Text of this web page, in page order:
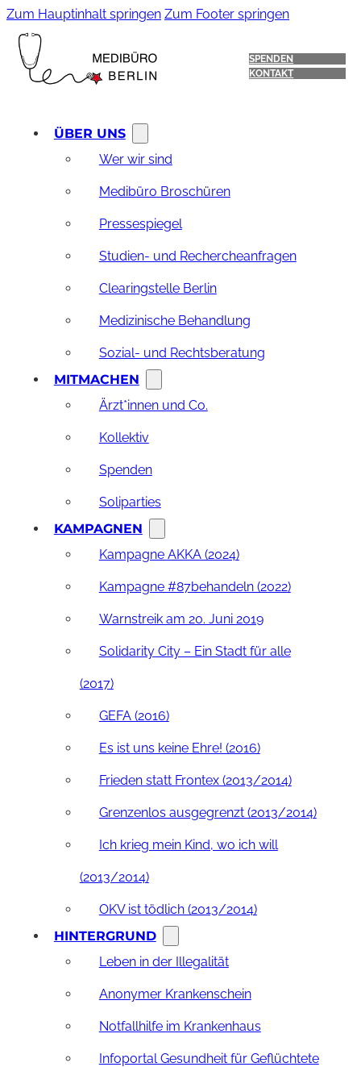
Zum Hauptinhalt springen Zum Footer springen
SPENDEN
KONTAKT
ÜBER UNS
Wer wir sind
Medibüro Broschüren
Pressespiegel
Studien- und Rechercheanfragen
Clearingstelle Berlin
Medizinische Behandlung
Sozial- und Rechtsberatung
MITMACHEN
Ärzt*innen und Co.
Kollektiv
Spenden
Soliparties
KAMPAGNEN
Kampagne AKKA (2024)
Kampagne #87behandeln (2022)
Warnstreik am 20. Juni 2019
Solidarity City – Ein Stadt für alle
(2017)
GEFA (2016)
Es ist uns keine Ehre! (2016)
Frieden statt Frontex (2013/2014)
Grenzenlos ausgegrenzt (2013/2014)
Ich krieg mein Kind, wo ich will
(2013/2014)
OKV ist tödlich (2013/2014)
HINTERGRUND
Leben in der Illegalität
Anonymer Krankenschein
Notfallhilfe im Krankenhaus
Infoportal Gesundheit für Geflüchtete